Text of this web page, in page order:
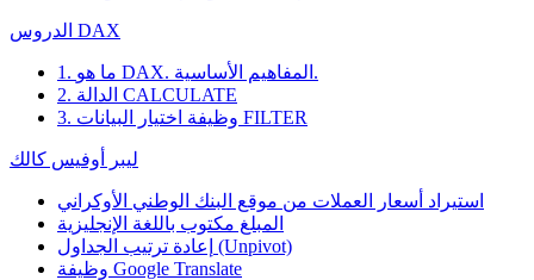
الدروس DAX
1. ما هو DAX. المفاهيم الأساسية.
2. الدالة CALCULATE
3. وظيفة اختيار البيانات FILTER
ليبر أوفيس كالك
استيراد أسعار العملات من موقع البنك الوطني الأوكراني
المبلغ مكتوب باللغة الإنجليزية
إعادة ترتيب الجداول (Unpivot)
Google Translate